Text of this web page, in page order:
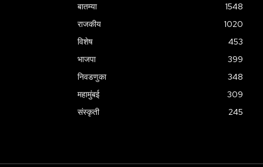
बातम्या
1548
राजकीय
1020
विशेष
453
भाजपा
399
निवडणुका
348
महामुंबई
309
संस्कृती
245